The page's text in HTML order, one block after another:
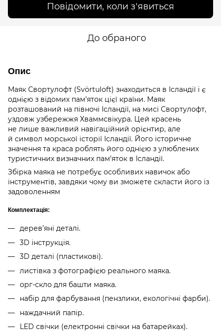
Повідомити, коли з'явиться
До обраного
Опис
Маяк Свортулофт (Svörtuloft) знаходиться в Ісландії і є
однією з відомих пам’яток цієї країни. Маяк
розташований на півночі Ісландії, на мисі Свортулофт,
уздовж узбережжя Хваммсвікура. Цей красень
не лише важливий навігаційний орієнтир, але
й символ морської історії Ісландії. Його історичне
значення та краса роблять його однією з улюблених
туристичних визначних пам’яток в Ісландії.
Збірка маяка не потребує особливих навичок або
інструментів, завдяки чому ви зможете скласти його із
задоволенням
Комплектація:
дерев’яні деталі.
3D інструкція.
3D деталі (пластикові).
листівка з фотографією реального маяка.
орг-скло для башти маяка.
набір для фарбування (пензлики, екологічні фарби).
наждачний папір.
LED свічки (електронні свічки на батарейках).